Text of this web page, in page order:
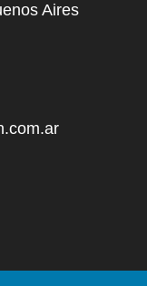
Aires